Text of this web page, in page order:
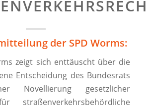
der SPD Worms:
zeigt sich enttäuscht über die
Entscheidung des Bundesrats
Novellierung gesetzlicher
straßenverkehrsbehördliche